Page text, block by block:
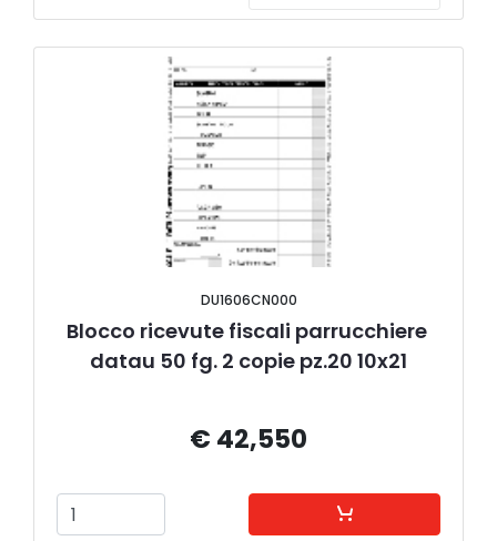
DU1606CN000
Blocco ricevute fiscali parrucchiere
datau 50 fg. 2 copie pz.20 10x21
€ 42,550